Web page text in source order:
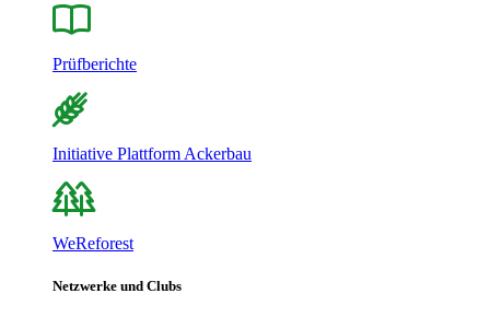
Prüfberichte
Initiative Plattform Ackerbau
WeReforest
Netzwerke und Clubs